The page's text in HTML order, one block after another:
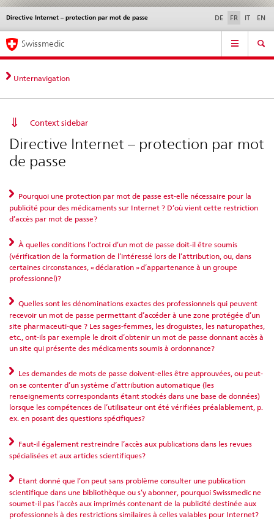
Navigation
directe:
actualités,
bases
contact
Actualités & Mises à
normes
Contact | Support &
aide
Directive Internet – protection par mot de passe DE FR IT EN
Service
Navigation
Swissmedic
Unternavigation
Context sidebar
Directive Internet – protection par mot
de passe
Pourquoi une protection par mot de passe est-elle nécessaire pour la
publicité pour des médicaments sur Internet ? D’où vient cette restriction
d’accès par mot de passe?
À quelles conditions l’octroi d’un mot de passe doit-il être soumis
(vérification de la formation de l’intéressé lors de l’attribution, ou, dans
certaines circonstances, « déclaration » d’appartenance à un groupe
professionnel)?
Quelles sont les dénominations exactes des professionnels qui peuvent
recevoir un mot de passe permettant d’accéder à une zone protégée d’un
site pharmaceuti-que ? Les sages-femmes, les droguistes, les naturopathes,
etc., ont-ils par exemple le droit d’obtenir un mot de passe donnant accès à
un site qui présente des médicaments soumis à ordonnance?
Les demandes de mots de passe doivent-elles être approuvées, ou peut-
on se contenter d’un système d’attribution automatique (les
renseignements correspondants étant stockés dans une base de données)
lorsque les compétences de l’utilisateur ont été vérifiées préalablement, p.
ex. en posant des questions spécifiques?
Faut-il également restreindre l’accès aux publications dans les revues
spécialisées et aux articles scientifiques?
Etant donné que l’on peut sans problème consulter une publication
scientifique dans une bibliothèque ou s’y abonner, pourquoi Swissmedic ne
soumet-il pas l’accès aux imprimés contenant de la publicité destinée aux
professionnels à des restrictions similaires à celles valables pour Internet?